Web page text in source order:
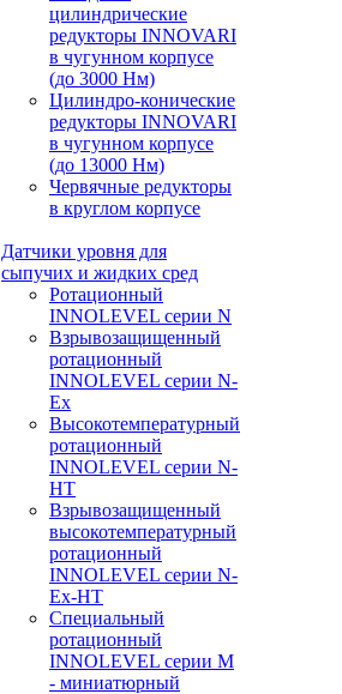
цилиндрические
редукторы INNOVARI
в чугунном корпусе
(до 3000 Нм)
Цилиндро-конические
редукторы INNOVARI
в чугунном корпусе
(до 13000 Нм)
Червячные редукторы
в круглом корпусе
Датчики уровня для
сыпучих и жидких сред
Ротационный
INNOLEVEL серии N
Взрывозащищенный
ротационный
INNOLEVEL серии N-
Ex
Высокотемпературный
ротационный
INNOLEVEL серии N-
HT
Взрывозащищенный
высокотемпературный
ротационный
INNOLEVEL серии N-
Ex-HT
Специальный
ротационный
INNOLEVEL серии M
- миниатюрный